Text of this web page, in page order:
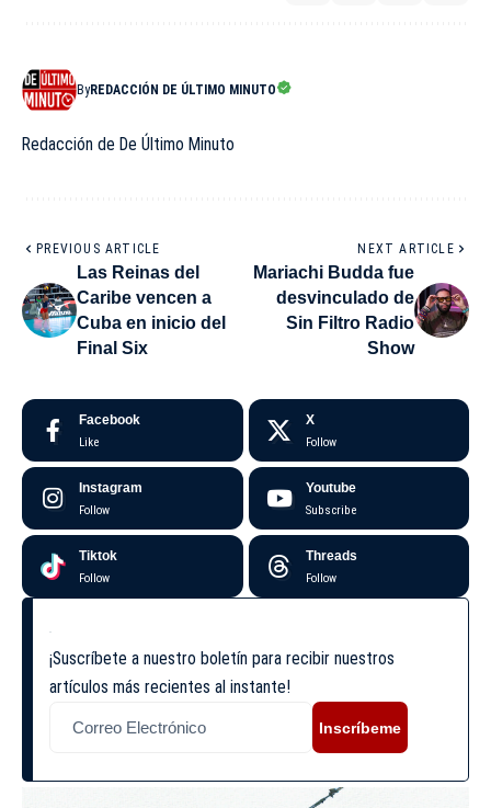
ByREDACCIÓN DE ÚLTIMO MINUTO
Redacción de De Último Minuto
PREVIOUS ARTICLE
Las Reinas del
Caribe vencen a
Cuba en inicio del
Final Six
NEXT ARTICLE
Mariachi Budda fue
desvinculado de
Sin Filtro Radio
Show
Facebook
Like
X
Follow
Instagram
Follow
Youtube
Subscribe
Tiktok
Follow
Threads
Follow
¡Suscríbete a nuestro boletín para recibir nuestros
artículos más recientes al instante!
Inscríbeme